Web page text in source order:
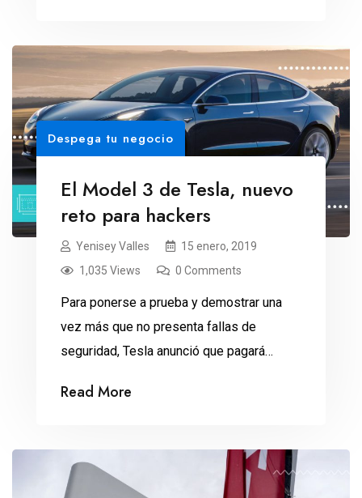
Despega tu negocio
El Model 3 de Tesla, nuevo
reto para hackers
Yenisey Valles
15 enero, 2019
1,035 Views
0 Comments
Para ponerse a prueba y demostrar una
vez más que no presenta fallas de
seguridad, Tesla anunció que pagará
quien logre hackear el Model 3. Miles de
del Model 3 de Tesla. Y no lo harán a
escondidas, sino durante la publicitada […]
Read More